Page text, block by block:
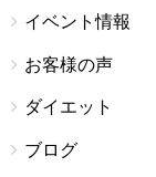
イベント情報
お客様の声
ダイエット
ブログ